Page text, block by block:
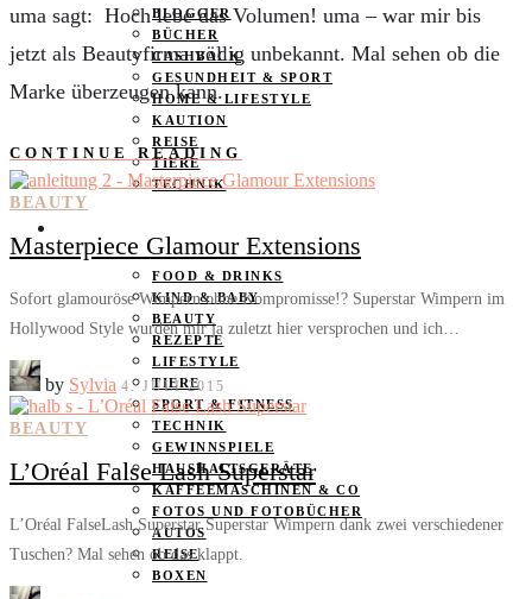
BLOGGER
BÜCHER
CASHBACK
GESUNDHEIT & SPORT
HOME & LIFESTYLE
KAUTION
REISE
TIERE
TECHNIK
FOOD & DRINKS
KIND & BABY
BEAUTY
REZEPTE
LIFESTYLE
TIERE
SPORT & FITNESS
TECHNIK
GEWINNSPIELE
HAUSHALTSGERÄTE
KAFFEEMASCHINEN & CO
FOTOS UND FOTOBÜCHER
AUTOS
REISE
BOXEN
uma sagt: Hoch lebe das Volumen! uma – war mir bis
jetzt als Beautyfirma völlig unbekannt. Mal sehen ob die
Marke überzeugen kann.
CONTINUE READING
BEAUTY
Masterpiece Glamour Extensions
Sofort glamouröse Wimpern ohne Kompromisse!? Superstar Wimpern im
Hollywood Style wurden mir ja zuletzt hier versprochen und ich…
by Sylvia 4. JULI 2015
BEAUTY
L’Oréal False Lash Superstar
L’Oréal FalseLash Superstar Superstar Wimpern dank zwei verschiedener
Tuschen? Mal sehen ob das klappt.